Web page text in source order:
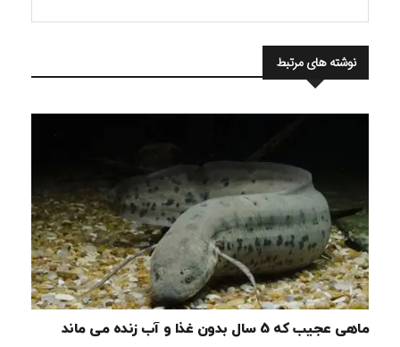
نوشته های مرتبط
ماهی عجیب که 5 سال بدون غذا و آب زنده می ماند